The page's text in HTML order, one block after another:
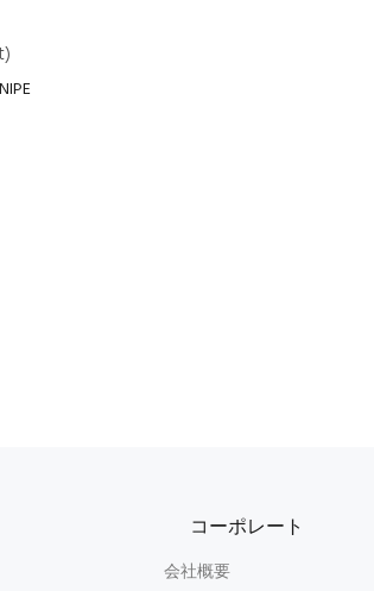
コーポレート
会社概要